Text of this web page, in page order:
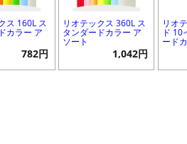
ス 160L ス
カラー ア
782円
リオテックス 360L ス
タンダードカラー ア
ソート
1,042円
リオ
ド 10
ード